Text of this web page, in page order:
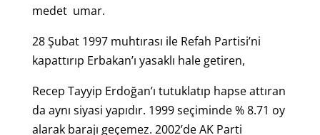
medet umar.
28 Şubat 1997 muhtırası ile Refah Partisi’ni
kapattırıp Erbakan’ı yasaklı hale getiren,
Recep Tayyip Erdoğan’ı tutuklatıp hapse attıran
da aynı siyasi yapıdır. 1999 seçiminde % 8.71 oy
alarak barajı geçemez. 2002’de AK Parti